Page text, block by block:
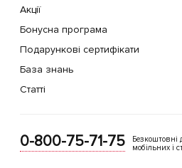
Акції
Бонусна програма
Подарункові сертифікати
База знань
Статті
0-800-75-71-75
Безкоштовні
мобільних і